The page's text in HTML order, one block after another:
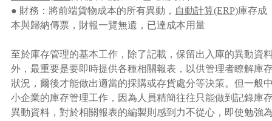
● 財務：將前端貨物成本的所有異動， 自動計算(ERP)庫存成
本與歸納傳票，財報一覽無遺，已達成本用量
至於庫存管理的基本工作，除了記載，保留出入庫的異動資
外，最重要是要即時提供各種相關報表，以供管理者瞭解庫
狀況，爾後才能做出適當的採購或存貨處分等決策。但一般
小企業的庫存管理工作，因為人員精簡往往只能做到記錄庫
異動資料，對於相關報表的編製則感到力不從心，即使勉強